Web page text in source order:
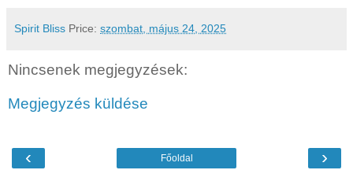
Spirit Bliss Price: szombat, május 24, 2025
Nincsenek megjegyzések:
Megjegyzés küldése
‹ ›
Főoldal